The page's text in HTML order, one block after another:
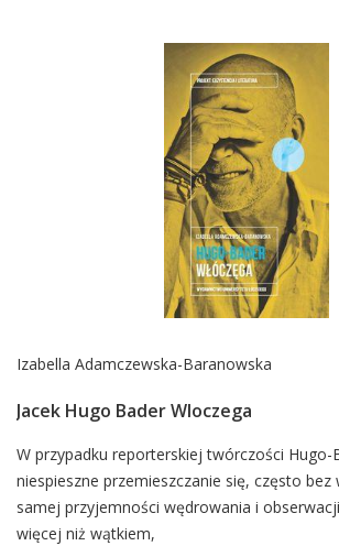
Izabella Adamczewska-Baranowska
Jacek Hugo Bader Wloczega
Card
List
Article
W przypadku reporterskiej twórczości Hugo-
niespieszne przemieszczanie się, często bez
samej przyjemności wędrowania i
więcej niż wątkiem,